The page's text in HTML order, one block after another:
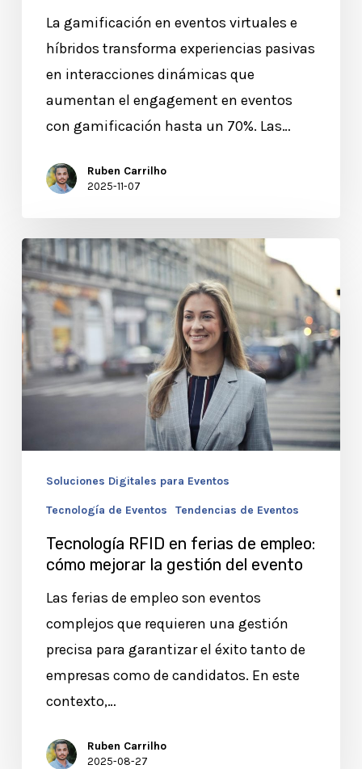
La gamificación en eventos virtuales e
híbridos transforma experiencias pasivas
en interacciones dinámicas que
aumentan el engagement en eventos
con gamificación hasta un 70%. Las…
Ruben Carrilho
2025-11-07
Tecnología
RFID
en
ferias
de
empleo:
gestión
evento
Soluciones Digitales para Eventos
Tecnología de Eventos Tendencias de Eventos
Tecnología RFID en ferias de empleo:
cómo mejorar la gestión del evento
Las ferias de empleo son eventos
complejos que requieren una gestión
precisa para garantizar el éxito tanto de
empresas como de candidatos. En este
contexto,…
Ruben Carrilho
2025-08-27